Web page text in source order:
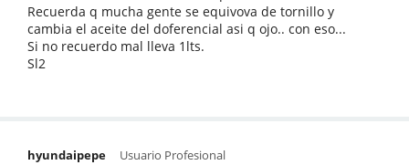
Recuerda q mucha gente se equivova de tornillo y
cambia el aceite del doferencial asi q ojo.. con eso...
Si no recuerdo mal lleva 1lts.
Sl2
hyundaipepe Usuario Profesional